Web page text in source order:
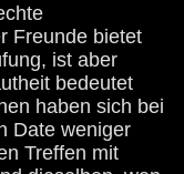
Freunde bietet
ist aber
bedeutet
haben sich bei
Date weniger
Treffen mit